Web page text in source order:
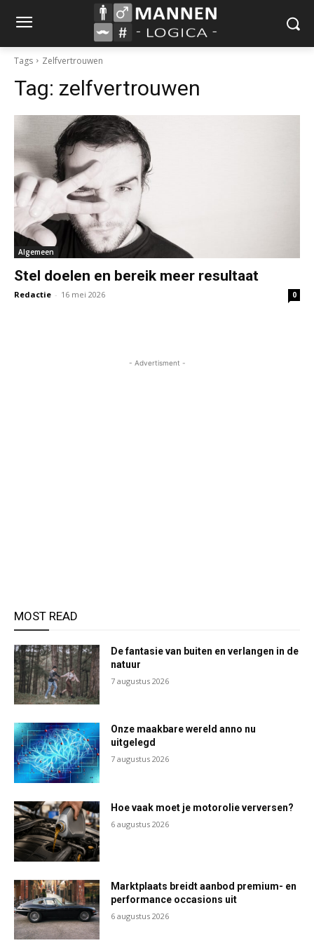
Tags Zelfvertrouwen
Tag: zelfvertrouwen
Algemeen
Stel doelen en bereik meer resultaat
Redactie - 16 mei 2026 0
- Advertisment -
MOST READ
De fantasie van buiten en verlangen in de
natuur
7 augustus 2026
Onze maakbare wereld anno nu
uitgelegd
7 augustus 2026
Hoe vaak moet je motorolie verversen?
6 augustus 2026
Marktplaats breidt aanbod premium- en
performance occasions uit
6 augustus 2026